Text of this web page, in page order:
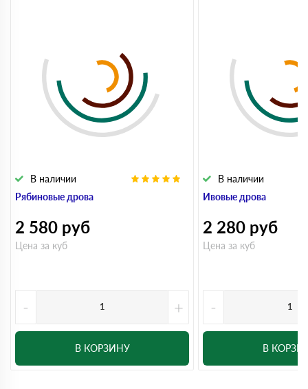
Рябиновые дрова
В наличии
2 580 руб
Цена за куб
- +
В КОРЗИНУ
Ивовые дрова
В наличии
2 280 руб
Цена за куб
-
В